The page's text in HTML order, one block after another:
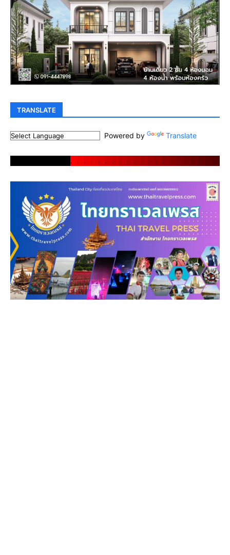
TRANSLATE
Powered by Translate
. . . . . . . . . . . . . . . . . . . . .